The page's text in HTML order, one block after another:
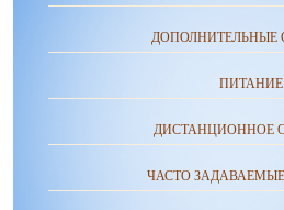
ДОПОЛНИТЕЛЬНЫЕ
ПИТАНИЕ
ДИСТАНЦИОННОЕ
ЧАСТО